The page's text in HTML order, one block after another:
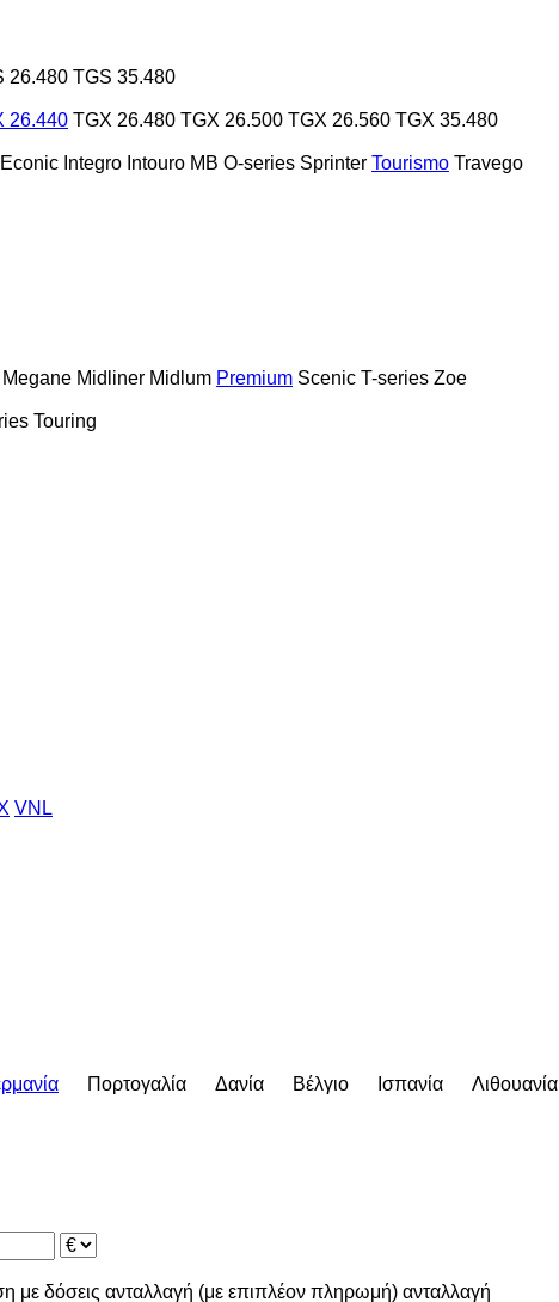
26.480 TGS 35.480
26.440 TGX 26.480 TGX 26.500 TGX 26.560 TGX 35.480
Econic Integro Intouro MB O-series Sprinter Tourismo Travego
Megane Midliner Midlum Premium Scenic T-series Zoe
Touring
VNL
Πορτογαλία Δανία Βέλγιο Ισπανία Λιθουανία
με δόσεις ανταλλαγή (με επιπλέον πληρωμή) ανταλλαγή